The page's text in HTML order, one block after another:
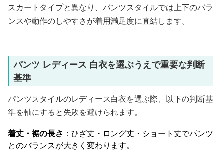
スカートタイプと異なり、パンツスタイルでは上下のバラ
ンスや動作のしやすさが着用満足度に直結します。
パンツ レディース 白衣を選ぶうえで重要な判断
基準
パンツスタイルのレディース白衣を選ぶ際、以下の判断基
準を軸にすると失敗を避けられます。
着丈・裾の長さ ：ひざ丈・ロング丈・ショート丈でパンツ
とのバランスが大きく変わります。